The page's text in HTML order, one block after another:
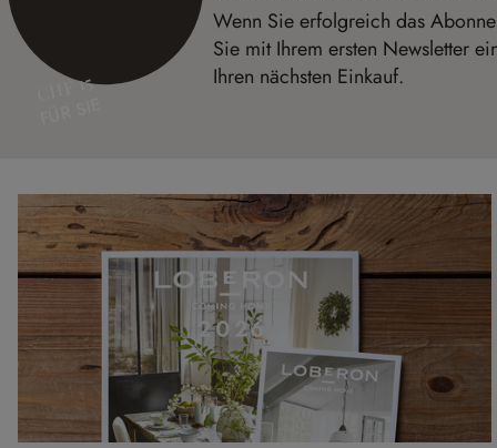
CHF 15
Wenn Sie erfolgreich das
Sie mit Ihrem ersten Newsletter
Ihren nächsten Einkauf.